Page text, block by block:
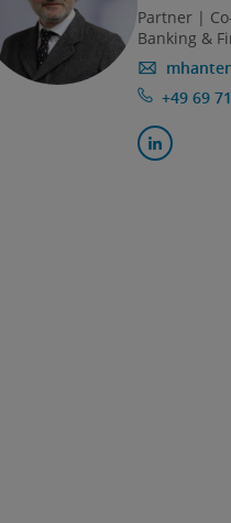
Partner |
Banking &
+49 69